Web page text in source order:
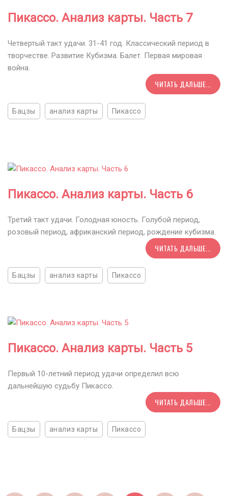
Пикассо. Анализ карты. Часть 7
Четвертый такт удачи. 31-41 год. Классический период в
творчестве. Развитие Кубизма. Балет. Первая мировая
война.
ЧИТАТЬ ДАЛЬШЕ...
Бацзы анализ карты Пикассо
Пикассо. Анализ карты. Часть 6
Третий такт удачи. Голодная юность. Голубой период,
розовый период, африканский период, рождение кубизма.
ЧИТАТЬ ДАЛЬШЕ...
Бацзы анализ карты Пикассо
Пикассо. Анализ карты. Часть 5
Первый 10-летний период удачи определил всю
дальнейшую судьбу Пикассо.
ЧИТАТЬ ДАЛЬШЕ...
Бацзы анализ карты Пикассо